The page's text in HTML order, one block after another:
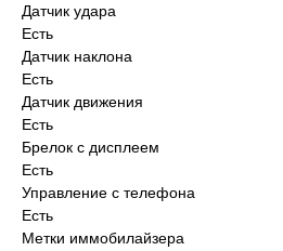
Датчик удара
Есть
Датчик наклона
Есть
Датчик движения
Есть
Брелок с дисплеем
Есть
Управление с телефона
Есть
Метки иммобилайзера